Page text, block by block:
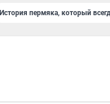
История пермяка, который